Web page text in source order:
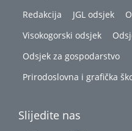
Redakcija
JGL odsjek
Visokogorski odsjek
Odsjek za gospodarstvo
Prirodoslovna i grafička
Slijedite nas